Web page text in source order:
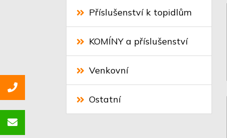
Příslušenství k topidlům
KOMÍNY a příslušenství
Venkovní
Ostatní